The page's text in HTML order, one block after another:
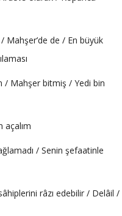
Mahşer’de de / En büyük
/ Mahşer bitmiş / Yedi bin
/ Senin şefaatinle
râzı edebilir / Delâil /